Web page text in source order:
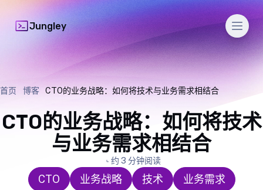
Jungley
首页 博客 CTO的业务战略：如何将技术与业务需求相结合
CTO的业务战略：如何将技术
与业务需求相结合
约 3 分钟阅读
CTO 业务战略 技术 业务需求